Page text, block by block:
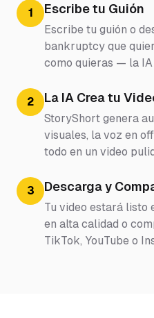
1 Escribe tu Guión
Escribe tu guión o
bankruptcy que
como quieras — la
2 La IA Crea tu
StoryShort genera
visuales, la voz en
todo en un video
3 Descarga y
Tu video estará listo
en alta calidad o
TikTok, YouTube o